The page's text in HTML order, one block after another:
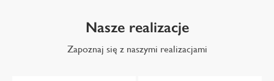
Nasze realizacje
Zapoznaj się z naszymi realizacjami